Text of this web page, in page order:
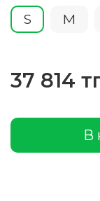
S M
37 814
В